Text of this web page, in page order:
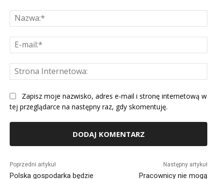
Zapisz moje nazwisko, adres e-mail i stronę internetową w
tej przeglądarce na następny raz, gdy skomentuję.
Poprzedni artykuł
Polska gospodarka będzie
Następny artykuł
Pracownicy nie mogą